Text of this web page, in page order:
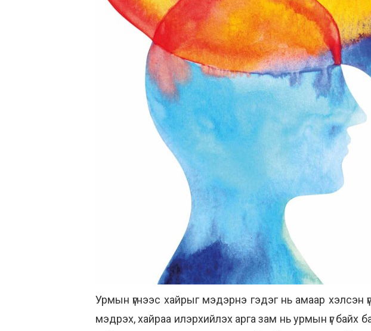
Урмын үгнээс хайрыг мэдэрнэ гэдэг нь амаар хэлсэн
мэдрэх, хайраа илэрхийлэх арга зам нь урмын үг байх